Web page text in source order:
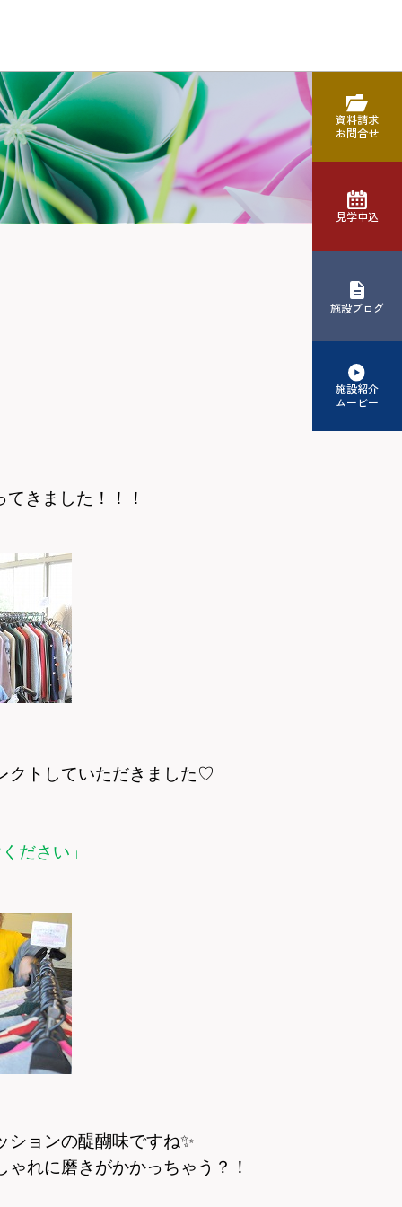
資料請求
お問合せ
見学申込
施設ブログ
施設紹介
ムービー
きました！！！
クトしていただきました♡
ださい」
ションの醍醐味ですね✨
れに磨きがかかっちゃう？！